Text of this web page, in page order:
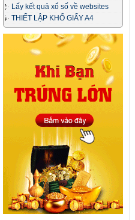
Lấy kết quả xổ số về websites
của bạn
THIẾT LẬP KHỔ GIẤY A4